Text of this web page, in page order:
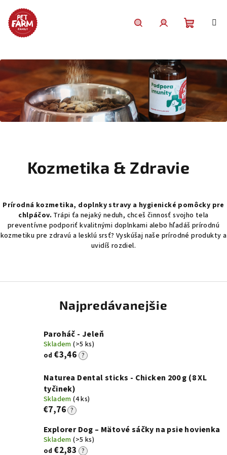
obsah
košík
Kozmetika & Zdravie
Prírodná kozmetika, doplnky stravy a hygienické pomôcky pre
chlpáčov. Trápi ťa nejaký neduh, chceš činnosť svojho tela
preventívne podporiť kvalitnými doplnkami alebo hľadáš prírodnú
kozmetiku pre zdravú a lesklú srsť? Vyskúšaj naše prírodné produkty a
uvidíš rozdiel.
Najpredávanejšie
Paroháč - Jeleň
Skladem(>5 ks)
od €3,46 ?
Naturea Dental sticks - Chicken 200 g (8 XL
tyčinek)
Skladem(4 ks)
€7,76 ?
Explorer Dog – Mätové sáčky na psie hovienka
Skladem(>5 ks)
od €2,83 ?